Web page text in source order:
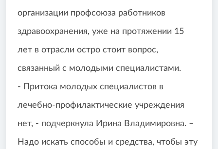
организации профсоюза работников
здравоохранения, уже на протяжении 15
лет в отрасли остро стоит вопрос,
связанный с молодыми специалистами.
- Притока молодых специалистов в
лечебно-профилактические учреждения
нет, - подчеркнула Ирина Владимировна. –
Надо искать способы и средства, чтобы эту